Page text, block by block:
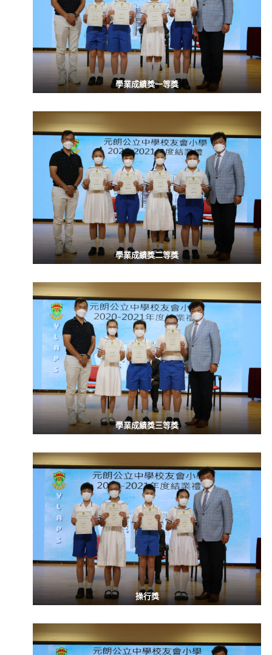
學業成績獎一等獎
學業成績獎二等獎
學業成績獎三等獎
操行獎